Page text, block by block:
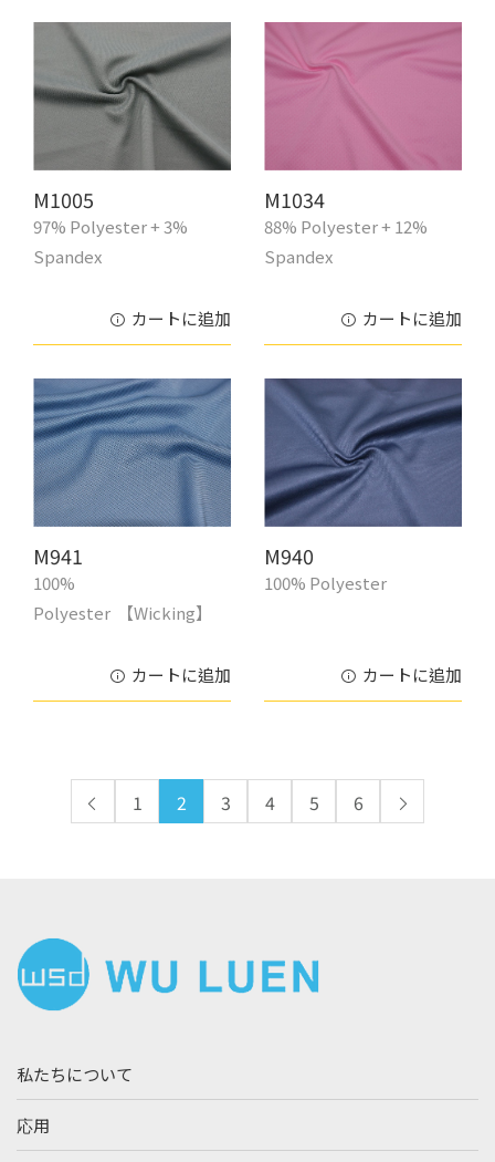
M1005
97% Polyester + 3%
Spandex
カートに追加
M1034
88% Polyester + 12%
Spandex
カートに追加
M941
100%
Polyester 【Wicking】
カートに追加
M940
100% Polyester
カートに追加
1 2 3 4 5 6
私たちについて
応用